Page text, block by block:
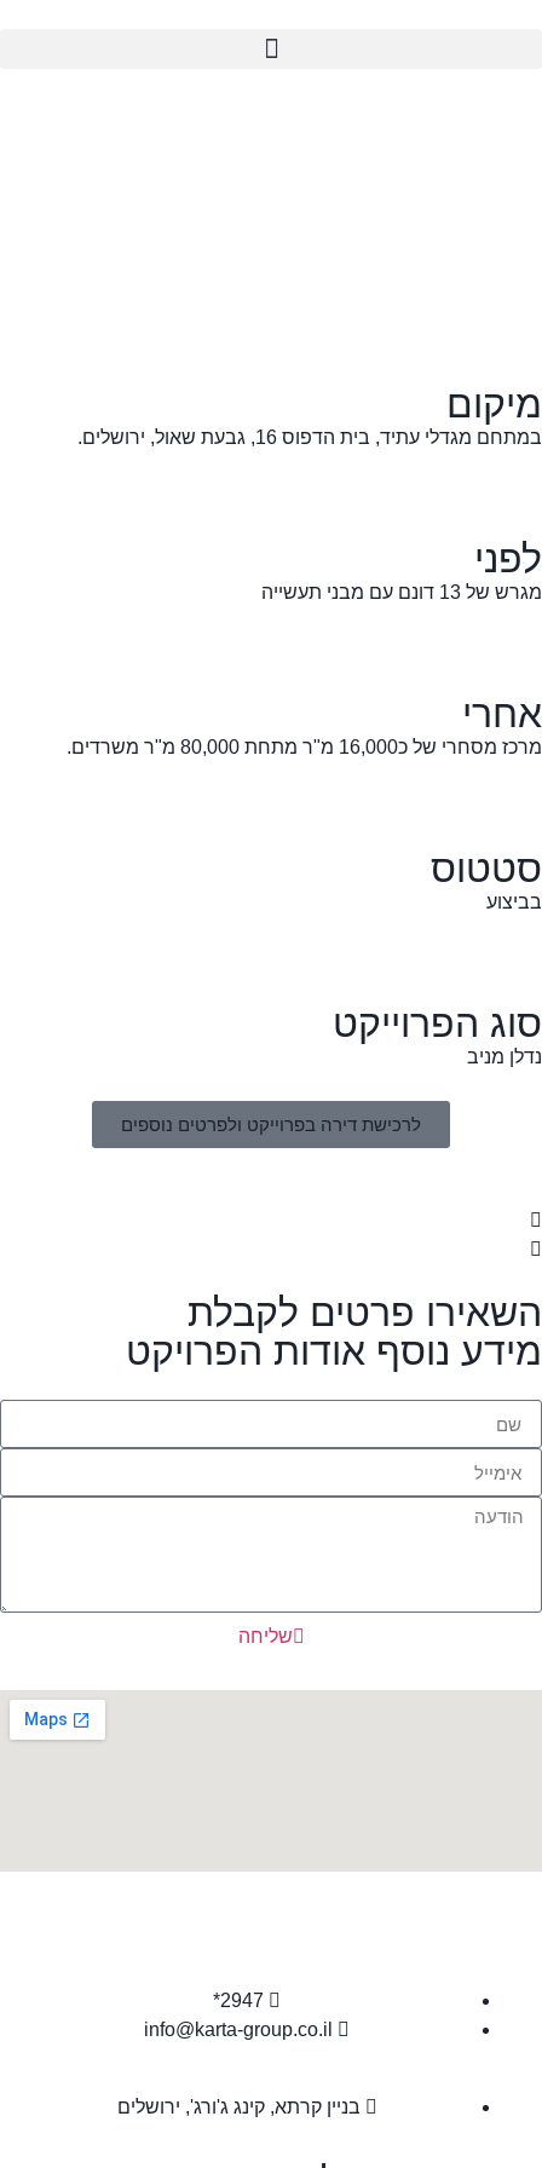
מיקום
במתחם מגדלי עתיד, בית הדפוס 16, גבעת שאול, ירושלים.
לפני
מגרש של 13 דונם עם מבני תעשייה
אחרי
מרכז מסחרי של כ16,000 מ"ר מתחת 80,000 מ"ר משרדים.
סטטוס
בביצוע
סוג הפרוייקט
נדלן מניב
לרכישת דירה בפרוייקט ולפרטים נוספים
השאירו פרטים לקבלת
מידע נוסף אודות הפרויקט
שליחה
2947*
info@karta-group.co.il
בניין קרתא, קינג ג'ורג', ירושלים